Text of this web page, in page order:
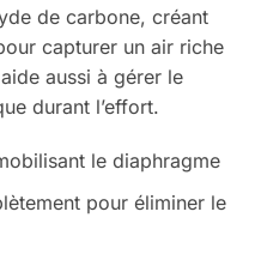
de carbone, créant
capturer un air riche
aussi à gérer le
durant l’effort.
le diaphragme
pour éliminer le